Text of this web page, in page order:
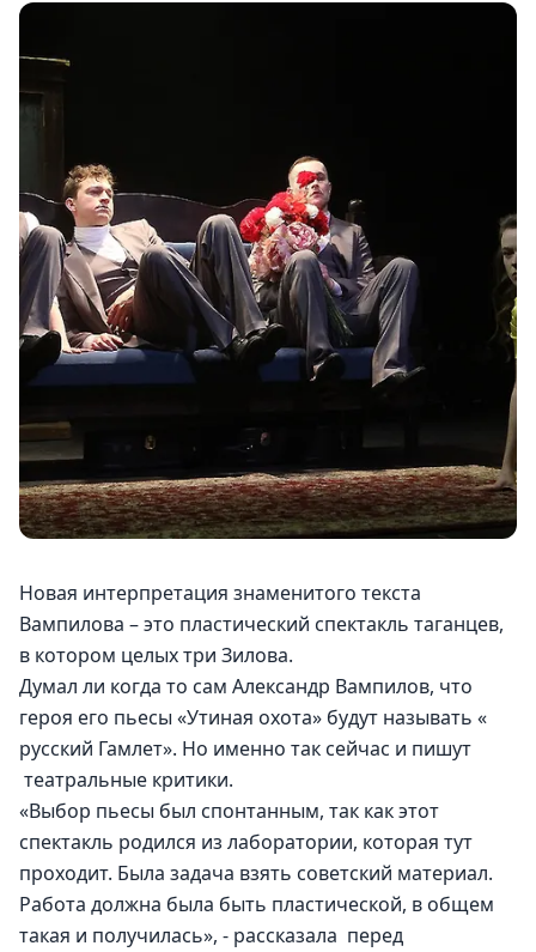
Новая интерпретация знаменитого текста
Вампилова – это пластический спектакль таганцев,
в котором целых три Зилова.
Думал ли когда то сам Александр Вампилов, что
героя его пьесы «Утиная охота» будут называть «
русский Гамлет». Но именно так сейчас и пишут
театральные критики.
«Выбор пьесы был спонтанным, так как этот
спектакль родился из лаборатории, которая тут
проходит. Была задача взять советский материал.
Работа должна была быть пластической, в общем
такая и получилась», - рассказала  перед